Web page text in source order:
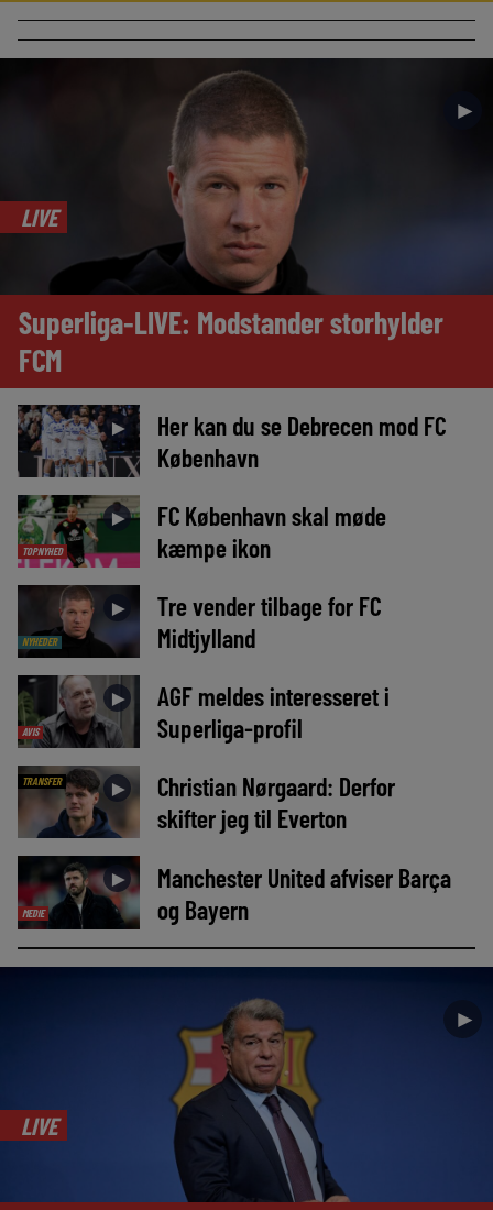
►
LIVE
Superliga-LIVE: Modstander storhylder
FCM
►
Her kan du se Debrecen mod FC
København
TOPNYHED
►
FC København skal møde
kæmpe ikon
NYHEDER
►
Tre vender tilbage for FC
Midtjylland
AVIS
►
AGF meldes interesseret i
Superliga-profil
TRANSFER ►
Christian Nørgaard: Derfor
skifter jeg til Everton
MEDIE
►
Manchester United afviser Barça
og Bayern
►
LIVE